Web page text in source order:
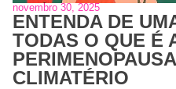
novembro 30, 2025
ENTENDA DE
TODAS O QUE É
CLIMATÉRIO